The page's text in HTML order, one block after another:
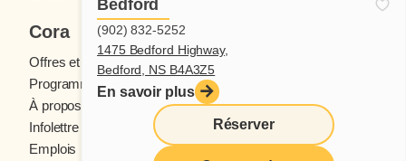
Bedford
(902) 832-5252
1475 Bedford Highway,
Bedford, NS B4A3Z5
En savoir plus
Réserver
45 secondes devraient suffire. À vous
maintenant de déguster ce délice comme vous
le souhaitez. Bon appétit!
Cora
Offres et concours
Programme fidélité Cora
À propos des restaurants Cora
Infolettre Cora
Emplois